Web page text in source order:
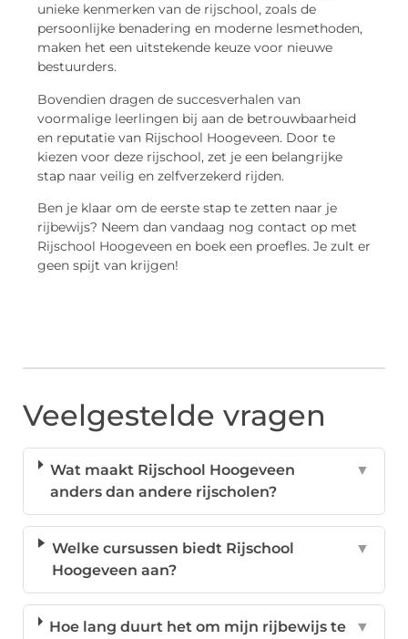
unieke kenmerken van de rijschool, zoals de
persoonlijke benadering en moderne lesmethoden,
maken het een uitstekende keuze voor nieuwe
bestuurders.
Bovendien dragen de succesverhalen van
voormalige leerlingen bij aan de betrouwbaarheid
en reputatie van Rijschool Hoogeveen. Door te
kiezen voor deze rijschool, zet je een belangrijke
stap naar veilig en zelfverzekerd rijden.
Ben je klaar om de eerste stap te zetten naar je
rijbewijs? Neem dan vandaag nog contact op met
Rijschool Hoogeveen en boek een proefles. Je zult er
geen spijt van krijgen!
Veelgestelde vragen
Wat maakt Rijschool Hoogeveen
anders dan andere rijscholen?
▼
Welke cursussen biedt Rijschool
Hoogeveen aan?
▼
Hoe lang duurt het om mijn rijbewijs te
▼